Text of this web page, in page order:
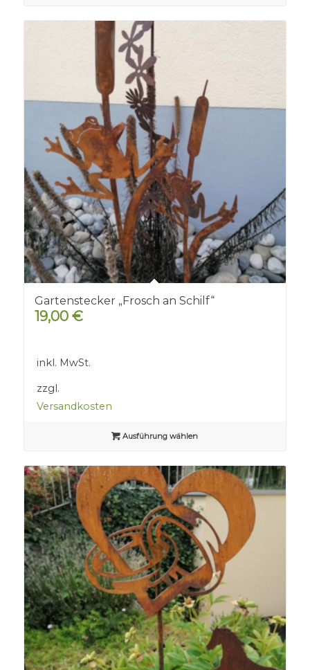
Gartenstecker „Frosch an Schilf“
19,00 €
inkl. MwSt.
zzgl.
Versandkosten
Ausführung wählen